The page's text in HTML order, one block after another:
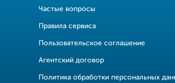
Частые вопросы
Правила сервиса
Пользовательское соглашение
Агентский договор
Политика обработки персональных